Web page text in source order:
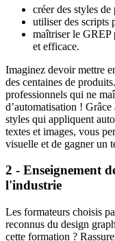
créer des styles de
utiliser des scripts
maîtriser le GREP
et efficace.
Imaginez devoir mettre
des centaines de
professionnels qui ne
d’automatisation !
styles qui appliquent
textes et images, vous
visuelle et de gagner un
2 - Enseignement
l'industrie
Les formateurs choisis
reconnus du design
cette formation ?